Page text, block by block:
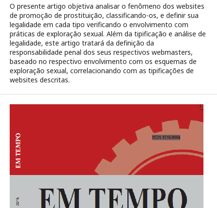
O presente artigo objetiva analisar o fenômeno dos websites
de promoção de prostituição, classificando-os, e definir sua
legalidade em cada tipo verificando o envolvimento com
práticas de exploração sexual. Além da tipificação e análise de
legalidade, este artigo tratará da definição da
responsabilidade penal dos seus respectivos webmasters,
baseado no respectivo envolvimento com os esquemas de
exploração sexual, correlacionando com as tipificações de
websites descritas.